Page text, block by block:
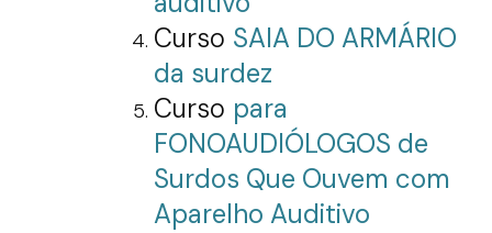
Curso SAIA DO ARMÁRIO
da surdez
Curso para
FONOAUDIÓLOGOS de
Surdos Que Ouvem com
Aparelho Auditivo